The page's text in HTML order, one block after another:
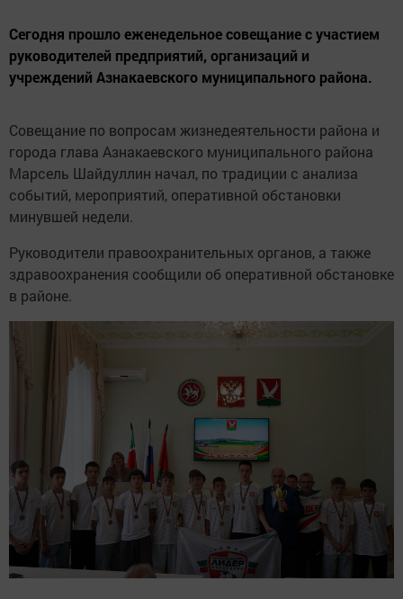
Сегодня прошло еженедельное совещание с участием
руководителей предприятий, организаций и
учреждений Азнакаевского муниципального района.
Совещание по вопросам жизнедеятельности района и
города глава Азнакаевского муниципального района
Марсель Шайдуллин начал, по традиции с анализа
событий, мероприятий, оперативной обстановки
минувшей недели.
Руководители правоохранительных органов, а также
здравоохранения сообщили об оперативной обстановке
в районе.